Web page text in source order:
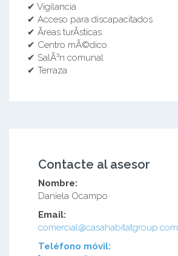
✔ Vigilancia
✔ Acceso para discapacitados
✔ Ãreas turÃ­sticas
✔ Centro mÃ©dico
✔ SalÃ³n comunal
✔ Terraza
Contacte al asesor
Nombre:
Daniela Ocampo
Email:
comercial@casahabitatgroup.com
Teléfono móvil: